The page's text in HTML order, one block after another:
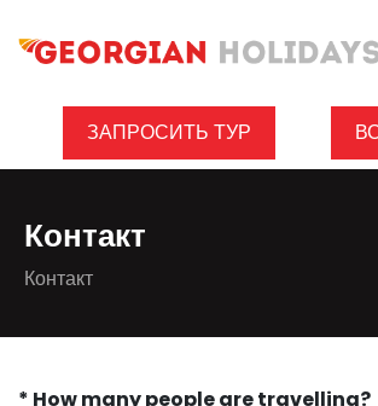
ЗАПРОСИТЬ ТУР
Контакт
Контакт
* How many people are travelling?